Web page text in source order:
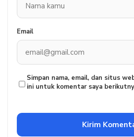
Email
Simpan nama, email, dan situs
ini untuk komentar saya